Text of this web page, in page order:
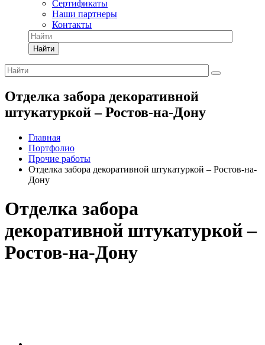
Сертификаты
Наши партнеры
Контакты
Найти
Отделка забора декоративной
штукатуркой – Ростов-на-Дону
Главная
Портфолио
Прочие работы
Отделка забора декоративной штукатуркой – Ростов-на-
Дону
Отделка забора
декоративной штукатуркой –
Ростов-на-Дону